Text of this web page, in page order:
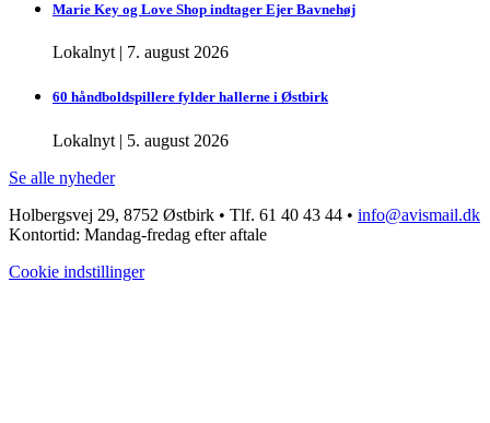
Marie Key og Love Shop indtager Ejer Bavnehøj
Lokalnyt | 7. august 2026
60 håndboldspillere fylder hallerne i Østbirk
Lokalnyt | 5. august 2026
Se alle nyheder
Holbergsvej 29, 8752 Østbirk • Tlf. 61 40 43 44 • info@avismail.dk
Kontortid: Mandag-fredag efter aftale
Cookie indstillinger